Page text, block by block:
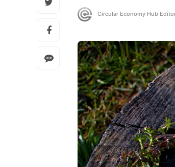
Circular Economy Hub